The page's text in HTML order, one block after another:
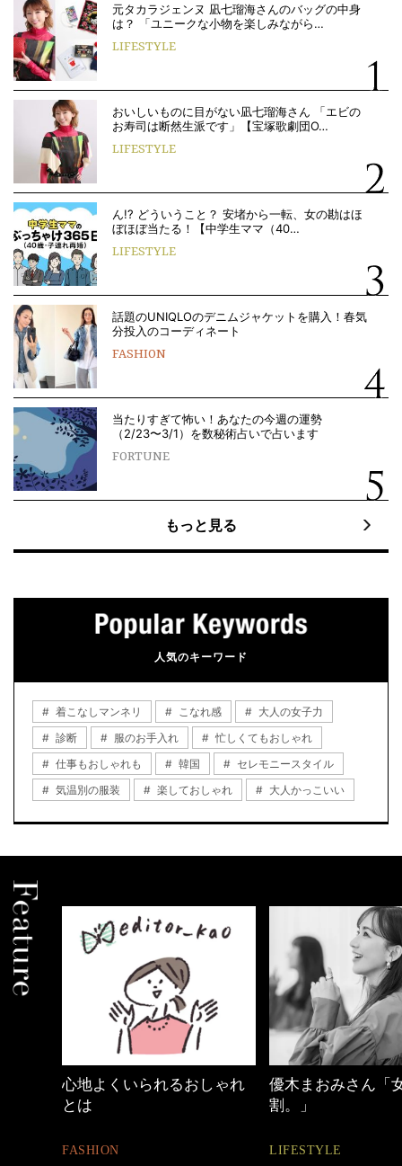
元タカラジェンヌ 凪七瑠海さんのバッグの中身
は？ 「ユニークな小物を楽しみながら…
LIFESTYLE
おいしいものに目がない凪七瑠海さん 「エビの
お寿司は断然生派です」【宝塚歌劇団O…
LIFESTYLE
ん!? どういうこと？ 安堵から一転、女の勘はほ
ぼほぼ当たる！【中学生ママ（40…
LIFESTYLE
話題のUNIQLOのデニムジャケットを購入！春気
分投入のコーディネート
FASHION
当たりすぎて怖い！あなたの今週の運勢
（2/23〜3/1）を数秘術占いで占います
FORTUNE
もっと見る
人気のキーワード
着こなしマンネリ こなれ感
大人の女子力
診断
服のお手入れ
忙しくてもおしゃれ
仕事もおしゃれも
韓国
セレモニースタイル
気温別の服装
楽しておしゃれ 大人かっこいい
優木まおみさん「女の時間
割。」
LIFESTYLE
働く女性のバッグ